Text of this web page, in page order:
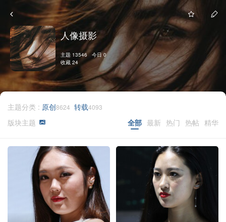
人像摄影
主题 13546 今日 0
收藏 24
主题分类 : 原创8624 转载4093
版块主题 全部 最新 热门 热帖 精华